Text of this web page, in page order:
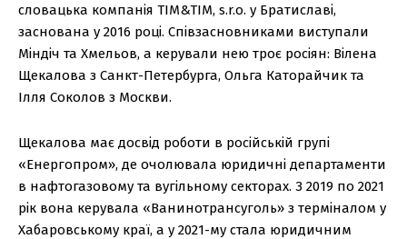
словацька компанія TIM&TIM, s.r.o. у Братиславі,
заснована у 2016 році. Співзасновниками виступали
Міндіч та Хмельов, а керували нею троє росіян: Вілена
Щекалова з Санкт-Петербурга, Ольга Каторайчик та
Ілля Соколов з Москви.
Щекалова має досвід роботи в російській групі
«Енергопром», де очолювала юридичні департаменти
в нафтогазовому та вугільному секторах. З 2019 по 2021
рік вона керувала «Ванинотрансуголь» з терміналом у
Хабаровському краї, а у 2021-му стала юридичним